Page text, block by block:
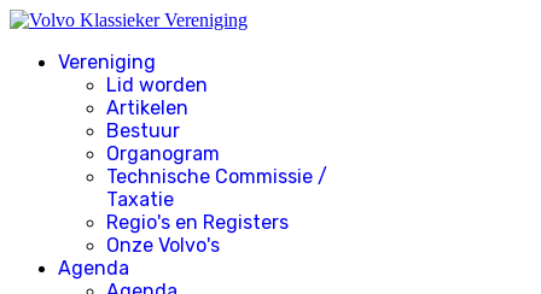
Vereniging
Lid worden
Artikelen
Bestuur
Organogram
Technische Commissie /
Taxatie
Regio's en Registers
Onze Volvo's
Agenda